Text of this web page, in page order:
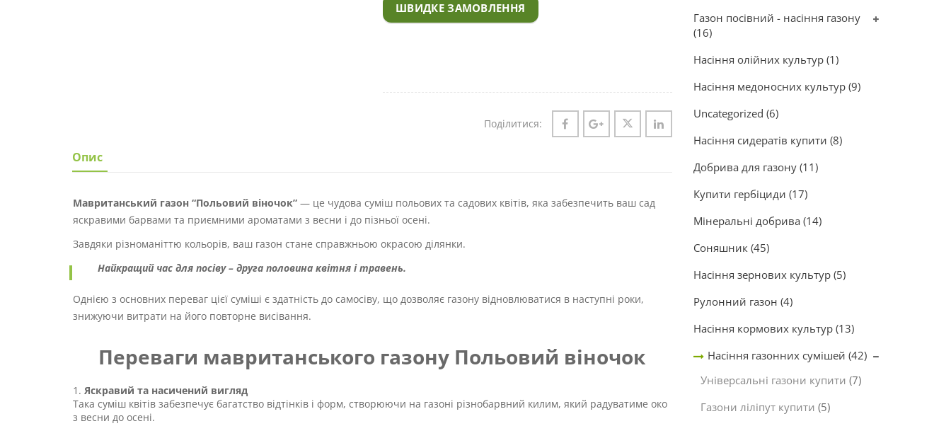
ШВИДКЕ ЗАМОВЛЕННЯ
Поділитися:
Опис
Мавританський газон “Польовий віночок” — це чудова суміш польових та садових квітів, яка забезпечить ваш сад
яскравими барвами та приємними ароматами з весни і до пізньої осені.
Завдяки різноманіттю кольорів, ваш газон стане справжньою окрасою ділянки.
Найкращий час для посіву – друга половина квітня і травень.
Однією з основних переваг цієї суміші є здатність до самосіву, що дозволяє газону відновлюватися в наступні роки,
знижуючи витрати на його повторне висівання.
Переваги мавританського газону Польовий віночок
Яскравий та насичений вигляд
Така суміш квітів забезпечує багатство відтінків і форм, створюючи на газоні різнобарвний килим, який радуватиме око
з весни до осені.
Газон посівний - насіння газону
(16)
Насіння олійних культур (1)
Насіння медоносних культур (9)
Uncategorized (6)
Насіння сидератів купити (8)
Добрива для газону (11)
Купити гербіциди (17)
Мінеральні добрива (14)
Соняшник (45)
Насіння зернових культур (5)
Рулонний газон (4)
Насіння кормових культур (13)
Насіння газонних сумішей (42)
Універсальні газони купити (7)
Газони ліліпут купити (5)